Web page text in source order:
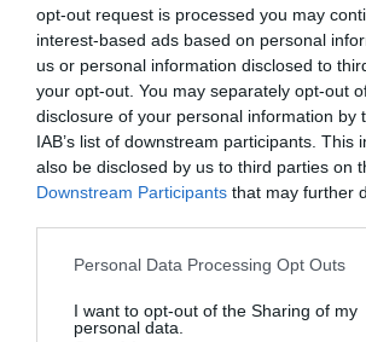
opt-out request is processed you may
interest-based ads based on personal
us or personal information disclosed to
your opt-out. You may separately opt-out
disclosure of your personal information by
IAB’s list of downstream participants. This
also be disclosed by us to third parties on
Downstream Participants that may further
Please note that this website/app uses one
not limited to your visit or usage behaviour.
grant or deny consent to Google and its
Personal Data Processing Opt Outs
I want to opt-out of the Sharing of my
personal data.
Εδώ και 11 χρόνια δίνουμε μάχες για την
Στρόφιλα. Με υπομονή, επιμονή και